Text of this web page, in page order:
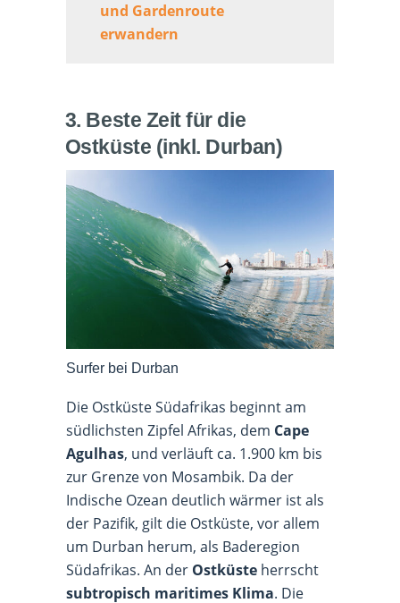
und Gardenroute
erwandern
3. Beste Zeit für die
Ostküste (inkl. Durban)
Surfer bei Durban
Die Ostküste Südafrikas beginnt am
südlichsten Zipfel Afrikas, dem Cape
Agulhas, und verläuft ca. 1.900 km bis
zur Grenze von Mosambik. Da der
Indische Ozean deutlich wärmer ist als
der Pazifik, gilt die Ostküste, vor allem
um Durban herum, als Baderegion
Südafrikas. An der Ostküste herrscht
subtropisch maritimes Klima. Die